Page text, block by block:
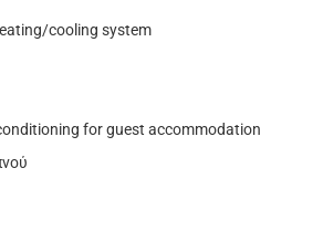
cooling system
for guest accommodation